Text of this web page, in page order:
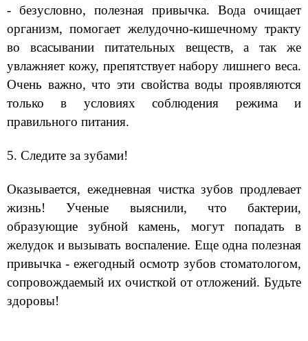
- безусловно, полезная привычка. Вода очищает
организм, помогает желудочно-кишечному тракту
во всасывании питательных веществ, а так же
увлажняет кожу, препятствует набору лишнего веса.
Очень важно, что эти свойства воды проявляются
только в условиях соблюдения режима и
правильного питания.
5. Следите за зубами!
Оказывается, ежедневная чистка зубов продлевает
жизнь! Ученые выяснили, что бактерии,
образующие зубной камень, могут попадать в
желудок и вызывать воспаление. Еще одна полезная
привычка - ежегодный осмотр зубов стоматологом,
сопровождаемый их очисткой от отложений. Будьте
здоровы!